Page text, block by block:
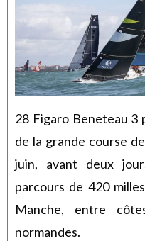
28 Figaro Beneteau 3
de la grande course
juin, avant deux
parcours de 420
Manche, entre
normandes.